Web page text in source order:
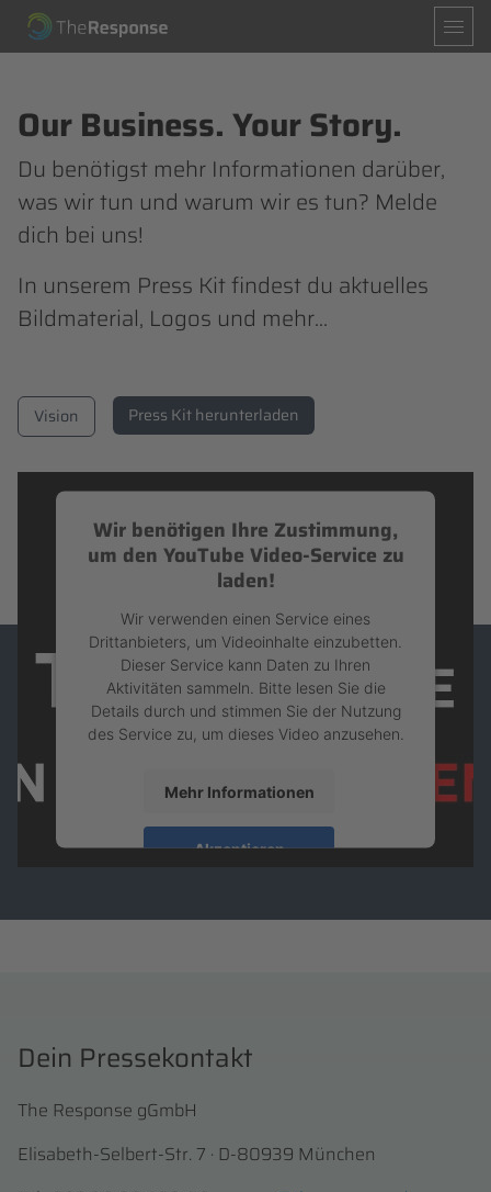
Our Business. Your Story.
Du benötigst mehr Informationen darüber,
was wir tun und warum wir es tun? Melde
dich bei uns!
In unserem Press Kit findest du aktuelles
Bildmaterial, Logos und mehr...
Vision Press Kit herunterladen
Wir benötigen Ihre Zustimmung,
um den YouTube Video-Service zu
laden!
Wir verwenden einen Service eines
Drittanbieters, um Videoinhalte einzubetten.
Dieser Service kann Daten zu Ihren
Aktivitäten sammeln. Bitte lesen Sie die
Details durch und stimmen Sie der Nutzung
des Service zu, um dieses Video anzusehen.
Mehr Informationen
Akzeptieren
Dein Pressekontakt
The Response gGmbH
Elisabeth-Selbert-Str. 7 · D-80939 München